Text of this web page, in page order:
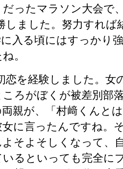
ったマラソン大会で
しました。努力すれば
入る頃にはすっかり
。
を経験しました。女
ろがぼくが被差別部
親が、「村﨑くんと
に言ったんですね。
そよそしくなって、
いるといっても完全に